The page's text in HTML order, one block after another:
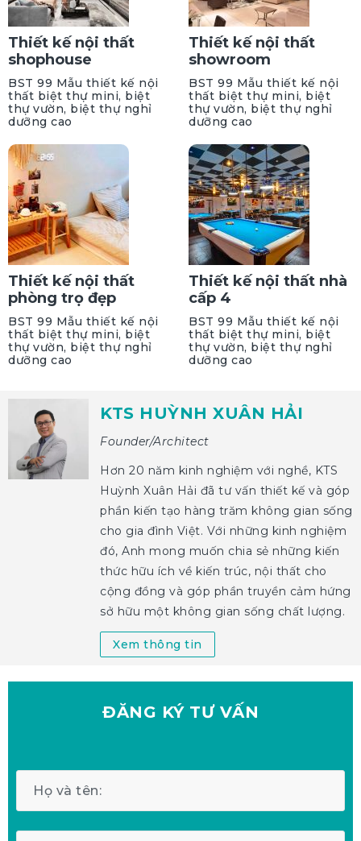
Thiết kế nội thất
shophouse
BST 99 Mẫu thiết kế nội
thất biệt thự mini, biệt
thự vườn, biệt thự nghỉ
dưỡng cao
Thiết kế nội thất
showroom
BST 99 Mẫu thiết kế nội
thất biệt thự mini, biệt
thự vườn, biệt thự nghỉ
dưỡng cao
Thiết kế nội thất
phòng trọ đẹp
BST 99 Mẫu thiết kế nội
thất biệt thự mini, biệt
thự vườn, biệt thự nghỉ
dưỡng cao
Thiết kế nội thất nhà
cấp 4
BST 99 Mẫu thiết kế nội
thất biệt thự mini, biệt
thự vườn, biệt thự nghỉ
dưỡng cao
KTS HUỲNH XUÂN HẢI
Founder/Architect
Hơn 20 năm kinh nghiệm với nghề, KTS
Huỳnh Xuân Hải đã tư vấn thiết kế và góp
phần kiến tạo hàng trăm không gian sống
cho gia đình Việt. Với những kinh nghiệm
đó, Anh mong muốn chia sẻ những kiến
thức hữu ích về kiến trúc, nội thất cho
cộng đồng và góp phần truyền cảm hứng
sở hữu một không gian sống chất lượng.
Xem thông tin
ĐĂNG KÝ TƯ VẤN